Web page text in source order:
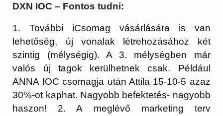
DXN IOC – Fontos tudni:
1. További iCsomag vásárlására is van
lehetőség, új vonalak létrehozásához két
szintig (mélységig). A 3. mélységben már
valós új tagok kerülhetnek csak. Például
ANNA IOC csomagja után Attila 15-10-5 azaz
30%-ot kaphat. Nagyobb befektetés- nagyobb
haszon! 2. A meglévő marketing terv